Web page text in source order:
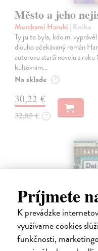
Príjmete
K prevádzke
využívame cookies
funkčnosti,
Město a jeho
Murakami Haruki | Kniha
Ty jsi to byla, kdo mi
dlouho očekávaný román
autorovu starší novelu z
kultovním…
Na sklade ?
30,22 €
32,85 € ?